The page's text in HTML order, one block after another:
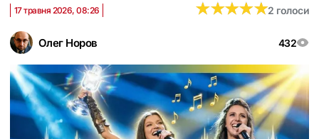
Олег Норов 432
17 травня 2026, 08:26 ★★★★★
★★★★★2 голоси